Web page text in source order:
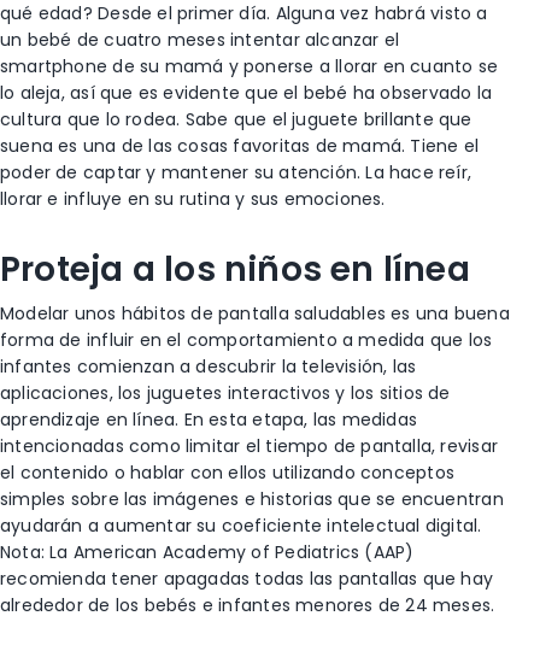
qué edad? Desde el primer día. Alguna vez habrá visto a
un bebé de cuatro meses intentar alcanzar el
smartphone de su mamá y ponerse a llorar en cuanto se
lo aleja, así que es evidente que el bebé ha observado la
cultura que lo rodea. Sabe que el juguete brillante que
suena es una de las cosas favoritas de mamá. Tiene el
poder de captar y mantener su atención. La hace reír,
llorar e influye en su rutina y sus emociones.
Proteja a los niños en línea
Modelar unos hábitos de pantalla saludables es una buena
forma de influir en el comportamiento a medida que los
infantes comienzan a descubrir la televisión, las
aplicaciones, los juguetes interactivos y los sitios de
aprendizaje en línea. En esta etapa, las medidas
intencionadas como limitar el tiempo de pantalla, revisar
el contenido o hablar con ellos utilizando conceptos
simples sobre las imágenes e historias que se encuentran
ayudarán a aumentar su coeficiente intelectual digital.
Nota: La American Academy of Pediatrics (AAP)
recomienda tener apagadas todas las pantallas que hay
alrededor de los bebés e infantes menores de 24 meses.